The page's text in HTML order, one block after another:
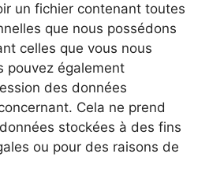
un fichier contenant toutes
que nous possédons
celles que vous nous
pouvez également
des données
Cela ne prend
stockées à des fins
ou pour des raisons de